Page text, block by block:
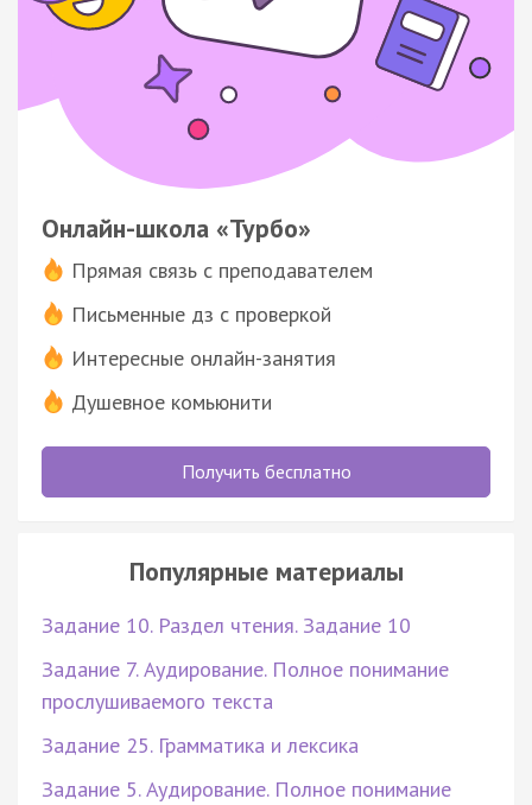
Онлайн-школа «Турбо»
Прямая связь с преподавателем
Письменные дз с проверкой
Интересные онлайн-занятия
Душевное комьюнити
Получить бесплатно
Популярные материалы
Задание 10. Раздел чтения. Задание 10
Задание 7. Аудирование. Полное понимание
прослушиваемого текста
Задание 25. Грамматика и лексика
Задание 5. Аудирование. Полное понимание